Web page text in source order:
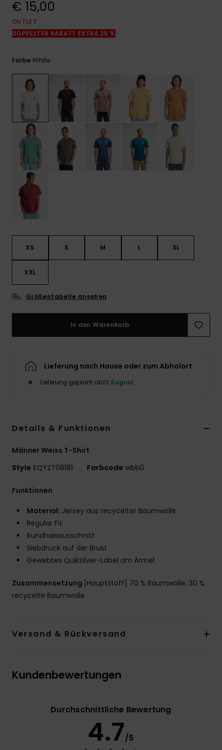
ansehen
€ 15,00
OUTLET
DOPPELTER RABATT EXTRA 25 %
FarbeWhite
XS S M L XL
XXL
Größentabelle ansehen
In den Warenkorb
Lieferung nach Hause oder zum Abholort
Lieferung geplant ab10 August
Details & Funktionen
Männer Weiss T-Shirt
Style EQYZT08181 Farbcode wbb0
Funktionen
Material: Jersey aus recycelter Baumwolle
Regular Fit
Rundhalsausschnitt
Siebdruck auf der Brust
Gewebtes Quiksilver-Label am Ärmel
Zusammensetzung [Hauptstoff] 70 % Baumwolle, 30 %
recycelte Baumwolle
Versand & Rückversand
Kundenbewertungen
Durchschnittliche Bewertung
4.7/5